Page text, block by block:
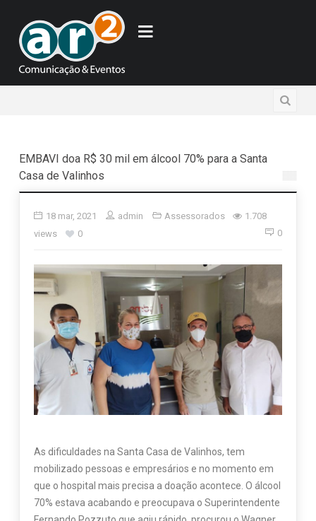
EMBAVI doa R$ 30 mil em álcool 70% para a Santa
Casa de Valinhos
18 mar, 2021 admin Assessorados
1.708
views
0 0
As dificuldades na Santa Casa de Valinhos, tem
mobilizado pessoas e empresários e no momento em
que o hospital mais precisa a doação acontece. O álcool
70% estava acabando e preocupava o Superintendente